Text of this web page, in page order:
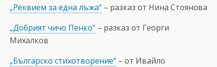
„Реквием за една лъжа“ – разказ от Нина Стоянова
„Добрият чичо Пенко“ – разказ от Георги
Михалков
„Българско стихотворение“ – от Ивайло